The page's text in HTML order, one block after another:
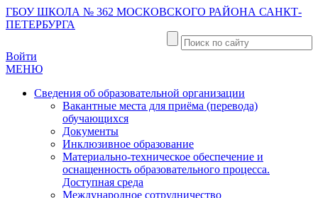
ГБОУ ШКОЛА № 362 МОСКОВСКОГО РАЙОНА САНКТ-
ПЕТЕРБУРГА
Войти
МЕНЮ
Сведения об образовательной организации
Вакантные места для приёма (перевода)
обучающихся
Документы
Инклюзивное образование
Материально-техническое обеспечение и
оснащенность образовательного процесса.
Доступная среда
Международное сотрудничество